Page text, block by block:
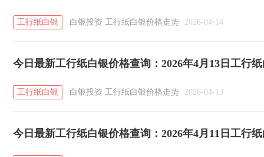
工行纸白银 白银投资 工行纸白银价格走势 · 2026-04-14
今日最新工行纸白银价格查询：2026年4月13日工行
工行纸白银 白银投资 工行纸白银价格走势 · 2026-04-13
今日最新工行纸白银价格查询：2026年4月11日工行